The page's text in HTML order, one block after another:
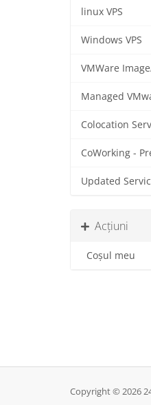
linux VPS
Windows VPS
VMWare
Managed
Colocation
CoWorking -
Updated
Acțiuni
Coșul meu
Copyright © 2026